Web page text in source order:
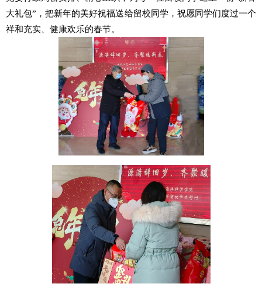
大礼包”，把新年的美好祝福送给留校同学，祝愿同学们度过一个
祥和充实、健康欢乐的春节。